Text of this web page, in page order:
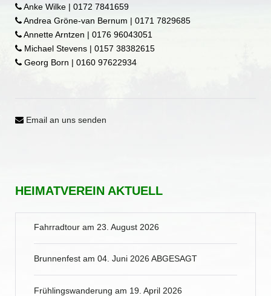
Anke Wilke | 0172 7841659
Andrea Gröne-van Bernum | 0171 7829685
Annette Arntzen | 0176 96043051
Michael Stevens | 0157 38382615
Georg Born | 0160 97622934
Email an uns senden
HEIMATVEREIN AKTUELL
Fahrradtour am 23. August 2026
Brunnenfest am 04. Juni 2026 ABGESAGT
Frühlingswanderung am 19. April 2026